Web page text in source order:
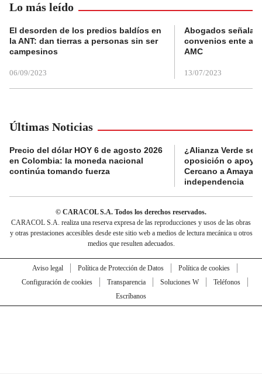
Lo más leído
El desorden de los predios baldíos en
la ANT: dan tierras a personas sin ser
campesinos
06/09/2023
Abogados
convenios ente
AMC
13/07/2023
Últimas Noticias
Precio del dólar HOY 6 de agosto 2026
en Colombia: la moneda nacional
continúa tomando fuerza
¿Alianza Verde se
oposición o apoya
Cercano a Amaya
independencia
© CARACOL S.A. Todos los derechos reservados.
CARACOL S.A. realiza una reserva expresa de las reproducciones y usos de las obras
y otras prestaciones accesibles desde este sitio web a medios de lectura mecánica u otros
medios que resulten adecuados.
Aviso legal Política de Protección de Datos
Política de cookies
Configuración de cookies
Transparencia Soluciones W
Teléfonos
Escríbanos